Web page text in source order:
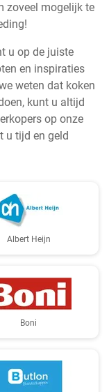
zoveel mogelijk te
u op de juiste
en inspiraties
weten dat koken
kunt u altijd
op onze
u tijd en geld
Albert Heijn
Boni